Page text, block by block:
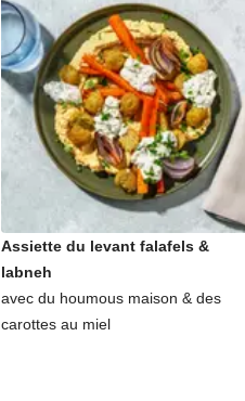
Assiette du levant falafels &
labneh
avec du houmous maison & des
carottes au miel